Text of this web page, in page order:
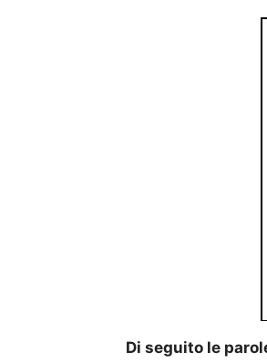
Di seguito le